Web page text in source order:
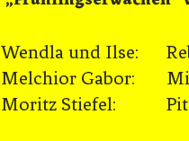
Wendla und Ilse:
Melchior Gabor:
Moritz Stiefel: Pit